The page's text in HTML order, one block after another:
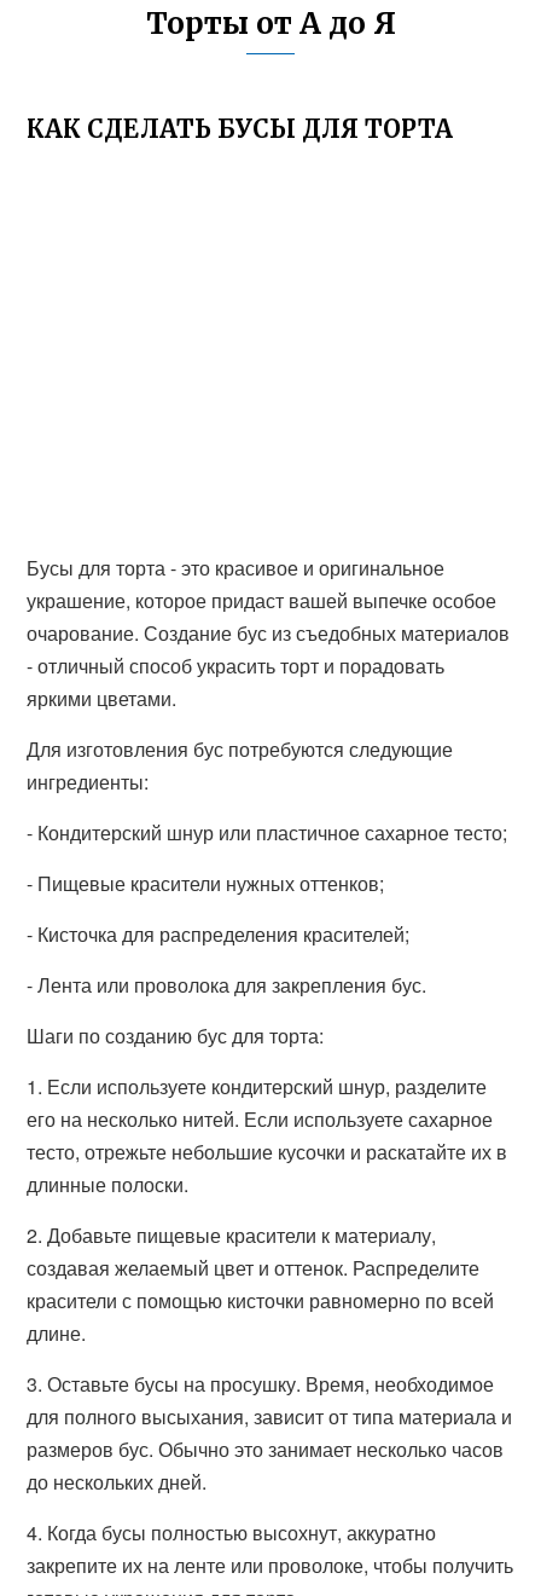
Торты от А до Я
КАК СДЕЛАТЬ БУСЫ ДЛЯ ТОРТА
Бусы для торта - это красивое и оригинальное
украшение, которое придаст вашей выпечке особое
очарование. Создание бус из съедобных материалов
- отличный способ украсить торт и порадовать
яркими цветами.
Для изготовления бус потребуются следующие
ингредиенты:
- Кондитерский шнур или пластичное сахарное тесто;
- Пищевые красители нужных оттенков;
- Кисточка для распределения красителей;
- Лента или проволока для закрепления бус.
Шаги по созданию бус для торта:
1. Если используете кондитерский шнур, разделите
его на несколько нитей. Если используете сахарное
тесто, отрежьте небольшие кусочки и раскатайте их в
длинные полоски.
2. Добавьте пищевые красители к материалу,
создавая желаемый цвет и оттенок. Распределите
красители с помощью кисточки равномерно по всей
длине.
3. Оставьте бусы на просушку. Время, необходимое
для полного высыхания, зависит от типа материала и
размеров бус. Обычно это занимает несколько часов
до нескольких дней.
4. Когда бусы полностью высохнут, аккуратно
закрепите их на ленте или проволоке, чтобы получить